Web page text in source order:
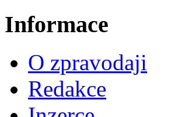
Informace
O zpravodaji
Redakce